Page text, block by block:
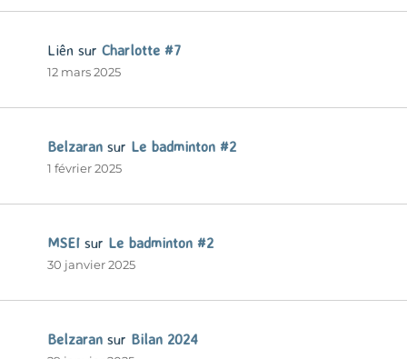
Liên sur Charlotte #7
12 mars 2025
Belzaran sur Le badminton #2
1 février 2025
MSEI sur Le badminton #2
30 janvier 2025
Belzaran sur Bilan 2024